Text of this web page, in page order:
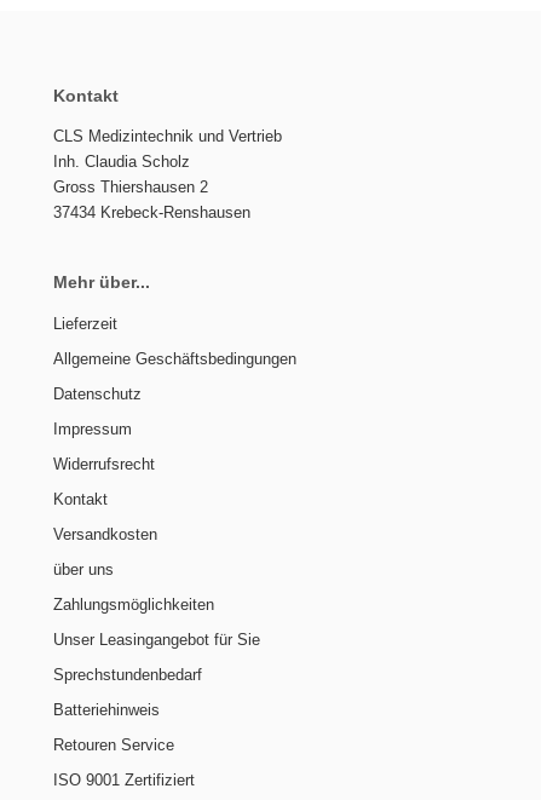
Kontakt
CLS Medizintechnik und Vertrieb
Inh. Claudia Scholz
Gross Thiershausen 2
37434 Krebeck-Renshausen
Mehr über...
Lieferzeit
Allgemeine Geschäftsbedingungen
Datenschutz
Impressum
Widerrufsrecht
Kontakt
Versandkosten
über uns
Zahlungsmöglichkeiten
Unser Leasingangebot für Sie
Sprechstundenbedarf
Batteriehinweis
Retouren Service
ISO 9001 Zertifiziert